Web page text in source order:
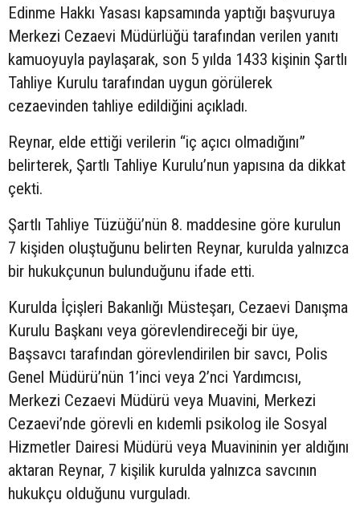
Edinme Hakkı Yasası kapsamında yaptığı başvuruya
Merkezi Cezaevi Müdürlüğü tarafından verilen yanıtı
kamuoyuyla paylaşarak, son 5 yılda 1433 kişinin Şartlı
Tahliye Kurulu tarafından uygun görülerek
cezaevinden tahliye edildiğini açıkladı.
Reynar, elde ettiği verilerin “iç açıcı olmadığını”
belirterek, Şartlı Tahliye Kurulu’nun yapısına da dikkat
çekti.
Şartlı Tahliye Tüzüğü’nün 8. maddesine göre kurulun
7 kişiden oluştuğunu belirten Reynar, kurulda yalnızca
bir hukukçunun bulunduğunu ifade etti.
Kurulda İçişleri Bakanlığı Müsteşarı, Cezaevi Danışma
Kurulu Başkanı veya görevlendireceği bir üye,
Başsavcı tarafından görevlendirilen bir savcı, Polis
Genel Müdürü’nün 1’inci veya 2’nci Yardımcısı,
Merkezi Cezaevi Müdürü veya Muavini, Merkezi
Cezaevi’nde görevli en kıdemli psikolog ile Sosyal
Hizmetler Dairesi Müdürü veya Muavininin yer aldığını
aktaran Reynar, 7 kişilik kurulda yalnızca savcının
hukukçu olduğunu vurguladı.